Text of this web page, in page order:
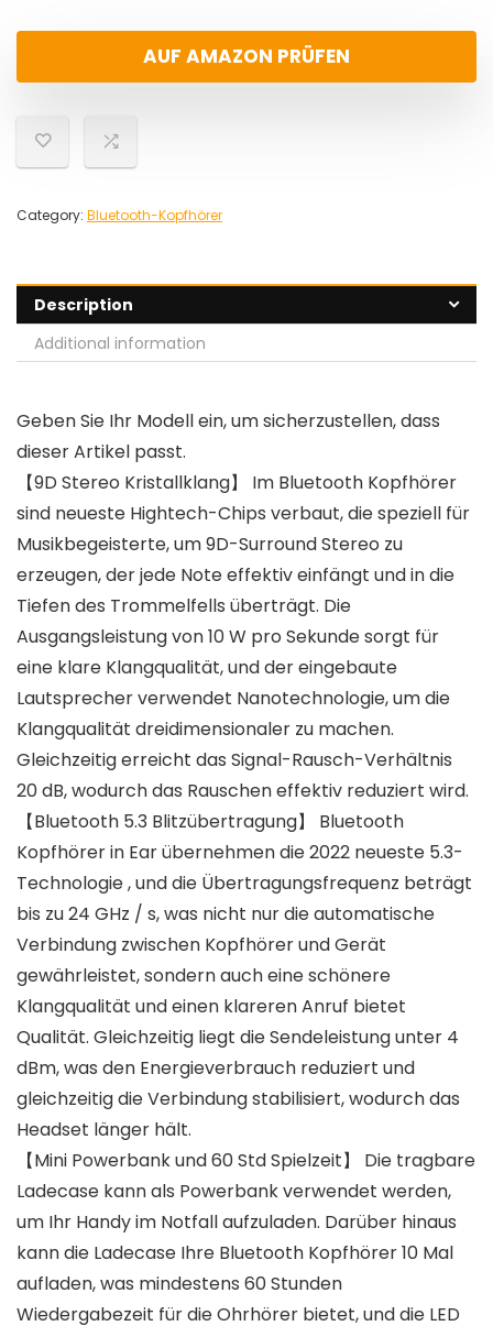
AUF AMAZON PRÜFEN
Category: Bluetooth-Kopfhörer
Description
Additional information
Geben Sie Ihr Modell ein, um sicherzustellen, dass
dieser Artikel passt.
【9D Stereo Kristallklang】 Im Bluetooth Kopfhörer
sind neueste Hightech-Chips verbaut, die speziell für
Musikbegeisterte, um 9D-Surround Stereo zu
erzeugen, der jede Note effektiv einfängt und in die
Tiefen des Trommelfells überträgt. Die
Ausgangsleistung von 10 W pro Sekunde sorgt für
eine klare Klangqualität, und der eingebaute
Lautsprecher verwendet Nanotechnologie, um die
Klangqualität dreidimensionaler zu machen.
Gleichzeitig erreicht das Signal-Rausch-Verhältnis
20 dB, wodurch das Rauschen effektiv reduziert wird.
【Bluetooth 5.3 Blitzübertragung】 Bluetooth
Kopfhörer in Ear übernehmen die 2022 neueste 5.3-
Technologie , und die Übertragungsfrequenz beträgt
bis zu 24 GHz / s, was nicht nur die automatische
Verbindung zwischen Kopfhörer und Gerät
gewährleistet, sondern auch eine schönere
Klangqualität und einen klareren Anruf bietet
Qualität. Gleichzeitig liegt die Sendeleistung unter 4
dBm, was den Energieverbrauch reduziert und
gleichzeitig die Verbindung stabilisiert, wodurch das
Headset länger hält.
【Mini Powerbank und 60 Std Spielzeit】 Die tragbare
Ladecase kann als Powerbank verwendet werden,
um Ihr Handy im Notfall aufzuladen. Darüber hinaus
kann die Ladecase Ihre Bluetooth Kopfhörer 10 Mal
aufladen, was mindestens 60 Stunden
Wiedergabezeit für die Ohrhörer bietet, und die LED